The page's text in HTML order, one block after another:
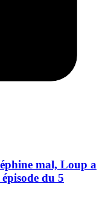
mal, Loup a
du 5